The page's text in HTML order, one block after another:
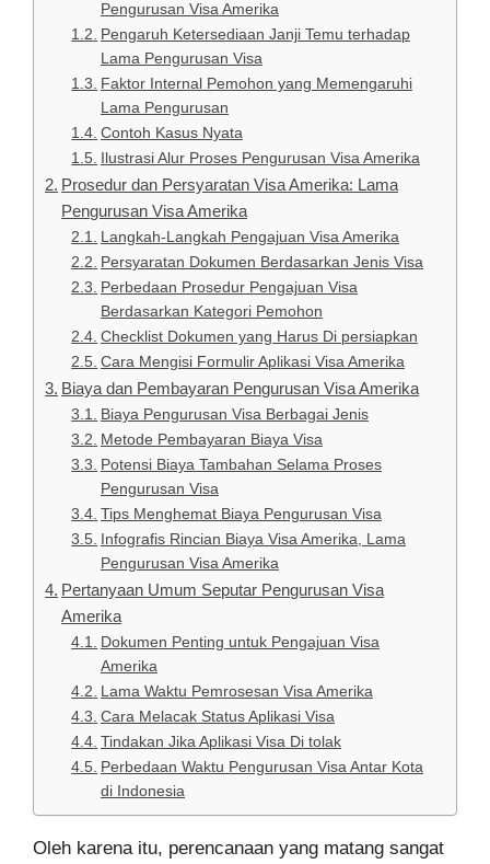
Pengurusan Visa Amerika
Pengaruh Ketersediaan Janji Temu terhadap
Lama Pengurusan Visa
Faktor Internal Pemohon yang Memengaruhi
Lama Pengurusan
Contoh Kasus Nyata
Ilustrasi Alur Proses Pengurusan Visa Amerika
Prosedur dan Persyaratan Visa Amerika: Lama
Pengurusan Visa Amerika
Langkah-Langkah Pengajuan Visa Amerika
Persyaratan Dokumen Berdasarkan Jenis Visa
Perbedaan Prosedur Pengajuan Visa
Berdasarkan Kategori Pemohon
Checklist Dokumen yang Harus Di persiapkan
Cara Mengisi Formulir Aplikasi Visa Amerika
Biaya dan Pembayaran Pengurusan Visa Amerika
Biaya Pengurusan Visa Berbagai Jenis
Metode Pembayaran Biaya Visa
Potensi Biaya Tambahan Selama Proses
Pengurusan Visa
Tips Menghemat Biaya Pengurusan Visa
Infografis Rincian Biaya Visa Amerika, Lama
Pengurusan Visa Amerika
Pertanyaan Umum Seputar Pengurusan Visa
Amerika
Dokumen Penting untuk Pengajuan Visa
Amerika
Lama Waktu Pemrosesan Visa Amerika
Cara Melacak Status Aplikasi Visa
Tindakan Jika Aplikasi Visa Di tolak
Perbedaan Waktu Pengurusan Visa Antar Kota
di Indonesia
Oleh karena itu, perencanaan yang matang sangat